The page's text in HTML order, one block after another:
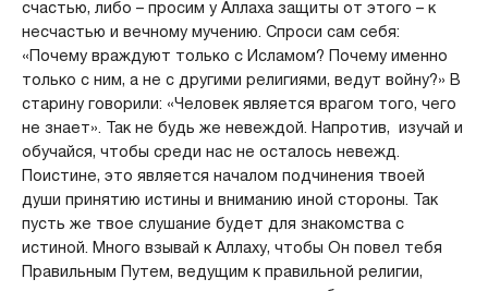
счастью, либо – просим у Аллаха защиты от этого – к
несчастью и вечному мучению. Спроси сам себя:
«Почему враждуют только с Исламом? Почему именно
только с ним, а не с другими религиями, ведут войну?» В
старину говорили: «Человек является врагом того, чего
не знает». Так не будь же невеждой. Напротив, изучай и
обучайся, чтобы среди нас не осталось невежд.
Поистине, это является началом подчинения твоей
души принятию истины и вниманию иной стороны. Так
пусть же твое слушание будет для знакомства с
истиной. Много взывай к Аллаху, чтобы Он повел тебя
Правильным Путем, ведущим к правильной религии,